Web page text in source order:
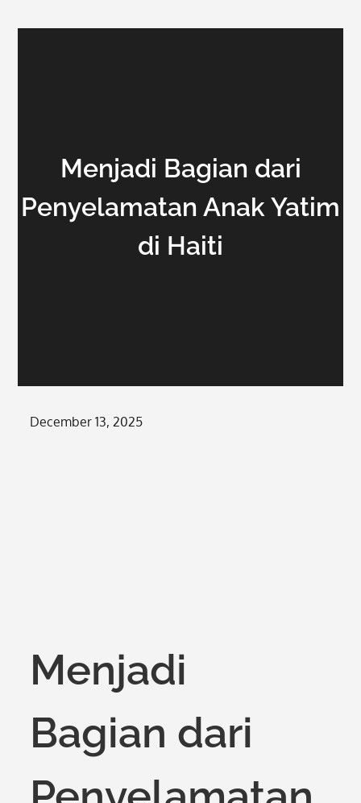
Menjadi Bagian dari
Penyelamatan Anak Yatim
di Haiti
Posted
December 13, 2025
Menjadi
Bagian dari